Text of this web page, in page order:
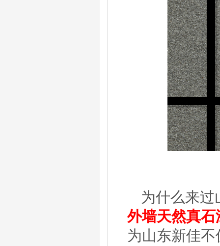
为什么来过
外墙天然真石
为山东新佳